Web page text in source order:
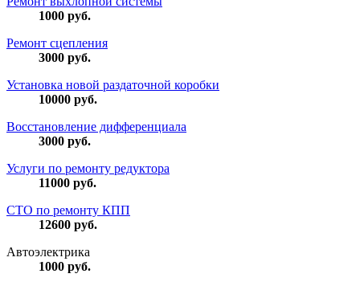
1000 руб.
Ремонт сцепления
3000 руб.
Установка новой раздаточной коробки
10000 руб.
Восстановление дифференциала
3000 руб.
Услуги по ремонту редуктора
11000 руб.
СТО по ремонту КПП
12600 руб.
Автоэлектрика
1000 руб.